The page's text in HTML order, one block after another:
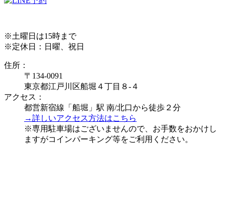
※土曜日は15時まで
※定休日：日曜、祝日
住所：
〒134-0091
東京都江戸川区船堀４丁目８-４
アクセス：
都営新宿線「船堀」駅 南/北口から徒歩２分
→詳しいアクセス方法はこちら
※専用駐車場はございませんので、お手数をおかけし
ますがコインパーキング等をご利用ください。